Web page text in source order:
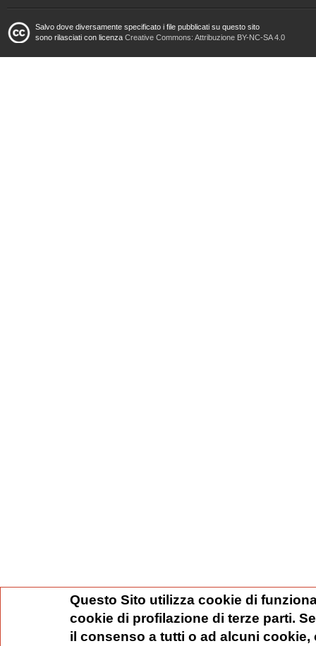
Salvo dove diversamente specificato i file pubblicati su questo sito
sono rilasciati con licenza Creative Commons: Attribuzione BY-NC-SA 4.0
Questo Sito utilizza cookie di
cookie di profilazione di terze parti.
il consenso a tutti o ad alcuni